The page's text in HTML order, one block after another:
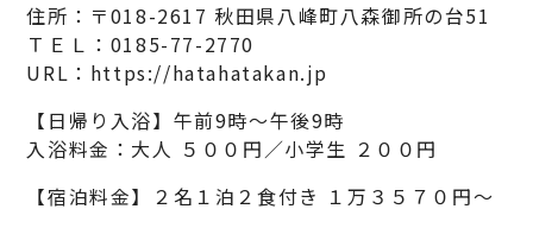
住所：〒018-2617 秋田県八峰町八森御所の台51
ＴＥＬ：0185-77-2770
URL：https://hatahatakan.jp
【日帰り入浴】午前9時～午後9時
入浴料金：大人 ５００円／小学生 ２００円
【宿泊料金】２名１泊２食付き １万３５７０円～